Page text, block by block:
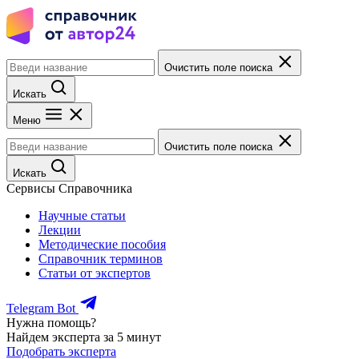
Очистить поле поиска
Искать
Меню
Очистить поле поиска
Искать
Сервисы Справочника
Научные статьи
Лекции
Методические пособия
Справочник терминов
Статьи от экспертов
Telegram Bot
Нужна помощь?
Найдем эксперта за 5 минут
Подобрать эксперта